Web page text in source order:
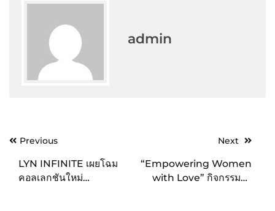
admin
PostPrevious
LYN INFINITE เผยโฉม
คอลเลกชันใหม่
Next
“Empowering Women
with Love” กิจกรรมดีๆ